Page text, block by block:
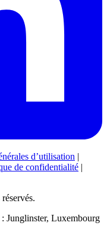
d’utilisation |
de confidentialité |
: Junglinster, Luxembourg